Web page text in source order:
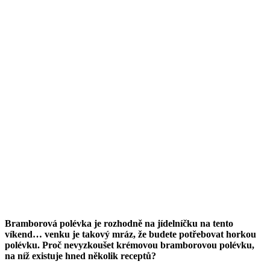
Bramborová polévka je rozhodně na jídelníčku na tento
víkend… venku je takový mráz, že budete potřebovat horkou
polévku. Proč nevyzkoušet krémovou bramborovou polévku,
na níž existuje hned několik receptů?